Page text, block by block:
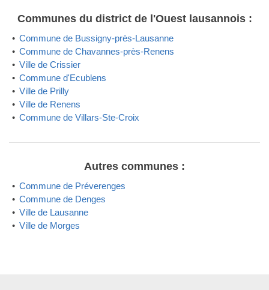
Communes du district de l'Ouest lausannois :
Commune de Bussigny-près-Lausanne
Commune de Chavannes-près-Renens
Ville de Crissier
Commune d'Ecublens
Ville de Prilly
Ville de Renens
Commune de Villars-Ste-Croix
Autres communes :
Commune de Préverenges
Commune de Denges
Ville de Lausanne
Ville de Morges